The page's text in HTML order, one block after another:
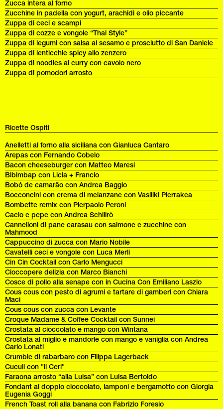
Zucca intera al forno
Zucchine in padella con yogurt, arachidi e olio piccante
Zuppa di ceci e scampi
Zuppa di cozze e vongole “Thai Style”
Zuppa di legumi con salsa al sesamo e prosciutto di San Daniele
Zuppa di lenticchie spicy allo zenzero
Zuppa di noodles al curry con cavolo nero
Zuppa di pomodori arrosto
Ricette Ospiti
Anelletti al forno alla siciliana con Gianluca Cantaro
Arepas con Fernando Cobelo
Bacon cheeseburger con Matteo Maresi
Bibimbap con Licia + Francio
Bobó de camarão con Andrea Baggio
Bocconcini con crema di melanzane con Vasiliki Pierrakea
Bombette remix con Pierpaolo Peroni
Cacio e pepe con Andrea Schilirò
Cannelloni di pane carasau con salmone e zucchine con
Mahmood
Cappuccino di zucca con Mario Nobile
Cavatelli ceci e vongole con Luca Merli
Cin Cin Cocktail con Carlo Mengucci
Cioccopere delizia con Marco Bianchi
Cosce di pollo alla senape con in Cucina Con Emiliano Laszlo
Cous cous con pesto di agrumi e tartare di gamberi con Chiara
Maci
Cous cous con zucca con Levante
Croque Madame & Coffee Cocktail con Sunnei
Crostata al cioccolato e mango con Wintana
Crostata al miglio e mandorle con mango e vaniglia con Andrea
Carlo Lonati
Crumble di rabarbaro con Filippa Lagerback
Cuculi con "il Ceri"
Faraona arrosto “alla Luisa” con Luisa Bertoldo
Fondant al doppio cioccolato, lamponi e bergamotto con Giorgia
Eugenia Goggi
French Toast roll alla banana con Fabrizio Foresio